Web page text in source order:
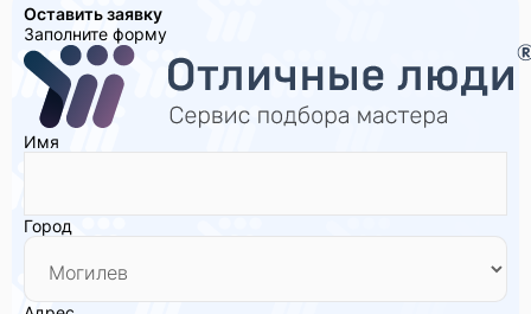
Оставить заявку
Заполните форму
Имя
Город